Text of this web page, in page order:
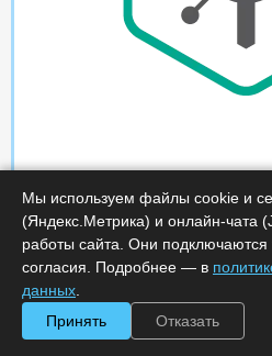
Мы используем файлы cookie и
(Яндекс.Метрика) и онлайн-чата
работы сайта. Они подключаются
согласия. Подробнее — в
данных
Принять
Отказать